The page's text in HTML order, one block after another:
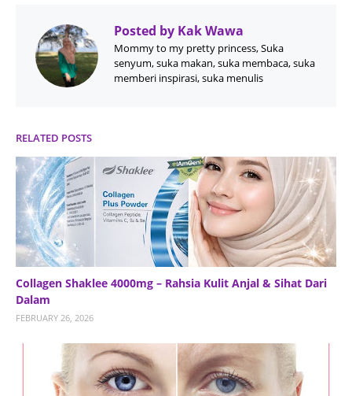
Posted by Kak Wawa
Mommy to my pretty princess, Suka
senyum, suka makan, suka membaca, suka
memberi inspirasi, suka menulis
RELATED POSTS
Collagen Shaklee 4000mg – Rahsia Kulit Anjal & Sihat Dari
Dalam
FEBRUARY 26, 2026